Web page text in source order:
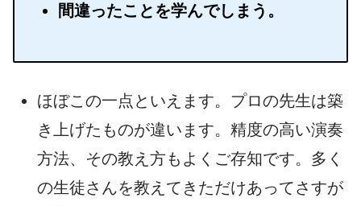
間違ったことを学んでしまう。
ほぼこの一点といえます。プロの先生は築
き上げたものが違います。精度の高い演奏
方法、その教え方もよくご存知です。多く
の生徒さんを教えてきただけあってさすが